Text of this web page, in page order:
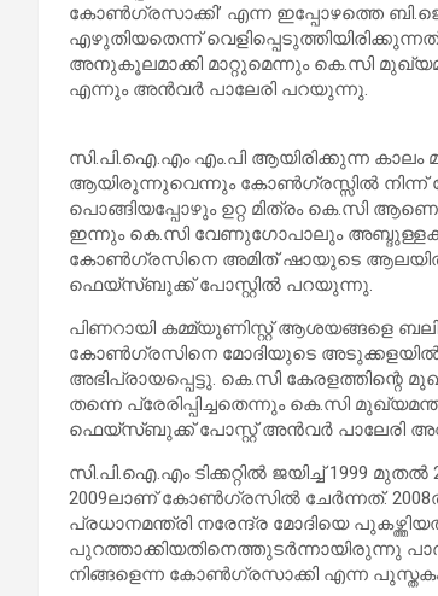
കോണ്‍ഗ്രസാക്കി’ എന്ന ഇപ്പോഴത്തെ
എഴുതിയതെന്ന്
അനുകൂലമാക്കി മാറ്റുമെന്നും കെ.സി
എന്നും അന്‍വര്‍ പാലേരി പറയുന്നു.
സി.പി.ഐ.എം എം.പി ആയിരിക്കുന്ന
ആയിരുന്നുവെന്നും കോണ്‍ഗ്രസ്സില്‍ നിന്ന്
പൊങ്ങിയപ്പോഴും ഉറ്റ മിത്രം കെ.സി
ഇന്നും കെ.സി വേണുഗോപാലും
കോണ്‍ഗ്രസിനെ അമിത് ഷായുടെ ആലയില്‍
ഫെയ്സ്ബുക്ക് പോസ്റ്റില്‍ പറയുന്നു.
പിണറായി കമ്മ്യൂണിസ്റ്റ് ആശയങ്ങളെ
കോണ്‍ഗ്രസിനെ മോദിയുടെ
അഭിപ്രായപ്പെട്ടു. കെ.സി
തന്നെ പ്രേരിപ്പിച്ചതെന്നും കെ.സി
ഫെയ്സ്ബുക്ക് പോസ്റ്റ് അന്‍വര്‍ പാലേരി
സി.പി.ഐ.എം ടിക്കറ്റില്‍ ജയിച്ച് 1999
2009ലാണ് കോണ്‍ഗ്രസില്‍ ചേര്‍ന്നത്.
പ്രധാനമന്ത്രി നരേന്ദ്ര മോദിയെ
പുറത്താക്കിയതിനെത്തുടര്‍ന്നായിരുന്നു
നിങ്ങളെന്ന കോണ്‍ഗ്രസാക്കി എന്ന